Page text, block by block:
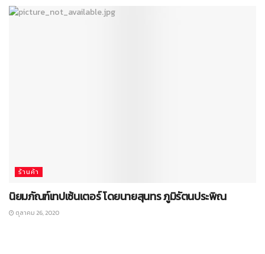
ร้านค้า
นิยมภัณฑ์เทปเซ้นเตอร์ โดยนายสุนทร ภูมิรัตนประพิณ
ตุลาคม 26, 2020